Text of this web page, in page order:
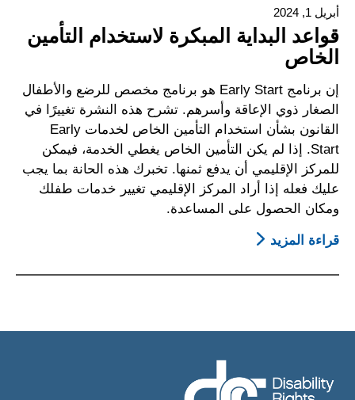
أبريل 1, 2024
قواعد البداية المبكرة لاستخدام التأمين
الخاص
إن برنامج Early Start هو برنامج مخصص للرضع والأطفال
الصغار ذوي الإعاقة وأسرهم. تشرح هذه النشرة تغييرًا في
القانون بشأن استخدام التأمين الخاص لخدمات Early
Start. إذا لم يكن التأمين الخاص يغطي الخدمة، فيمكن
للمركز الإقليمي أن يدفع ثمنها. تخبرك هذه الحانة بما يجب
عليك فعله إذا أراد المركز الإقليمي تغيير خدمات طفلك
ومكان الحصول على المساعدة.
قراءة المزيد About
البداية